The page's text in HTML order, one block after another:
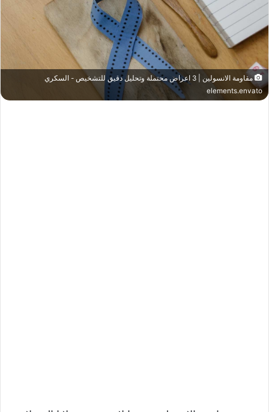
مقاومة الانسولين | 3 اعراض محتملة وتحليل دقيق للتشخيص - السكري
elements.envato